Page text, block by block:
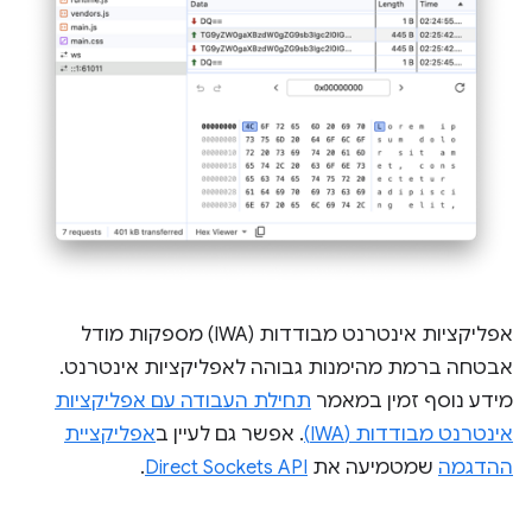
אפליקציות אינטרנט מבודדות (IWA) מספקות מודל
אבטחה ברמת מהימנות גבוהה לאפליקציות אינטרנט.
מידע נוסף זמין במאמר תחילת העבודה עם אפליקציות
אינטרנט מבודדות (IWA)
. אפשר גם לעיין באפליקציית
ההדגמה שמטמיעה את Direct Sockets API
.